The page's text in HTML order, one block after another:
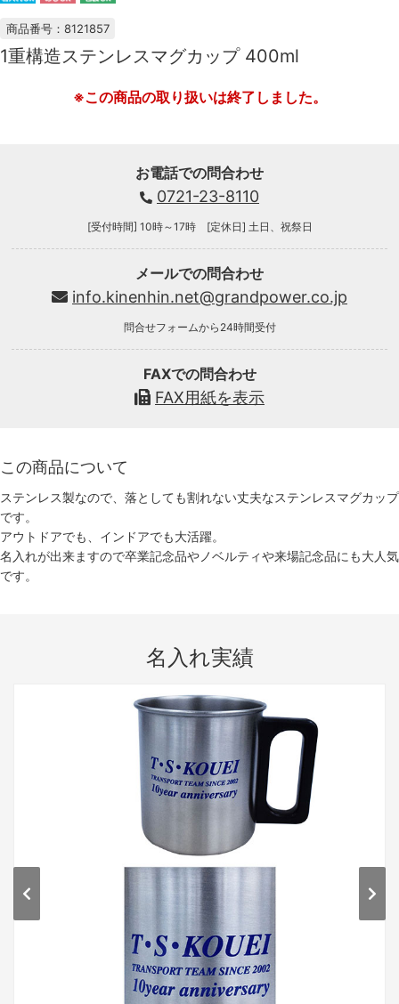
商品番号：8121857
1重構造ステンレスマグカップ 400ml
※この商品の取り扱いは終了しました。
お電話での問合わせ
0721-23-8110
[受付時間] 10時～17時 [定休日] 土日、祝祭日
メールでの問合わせ
info.kinenhin.net@grandpower.co.jp
問合せフォームから24時間受付
FAXでの問合わせ
FAX用紙を表示
この商品について
ステンレス製なので、落としても割れない丈夫なステンレスマグカップ
です。
アウトドアでも、インドアでも大活躍。
名入れが出来ますので卒業記念品やノベルティや来場記念品にも大人気
です。
名入れ実績